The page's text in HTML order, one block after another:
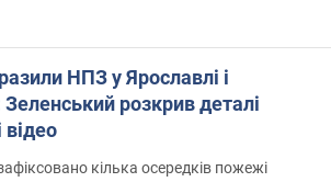
НПЗ у Ярославлі і
розкрив деталі
Фото і відео
кілька осередків пожежі